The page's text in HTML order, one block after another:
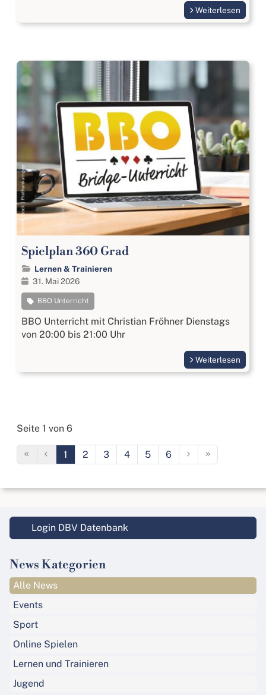
Weiterlesen
Spielplan 360 Grad
Lernen & Trainieren
31. Mai 2026
BBO Unterricht
BBO Unterricht mit Christian Fröhner Dienstags
von 20:00 bis 21:00 Uhr
Weiterlesen
Seite 1 von 6
1 2 3 4 5 6
Login DBV Datenbank
News Kategorien
Alle News
Events
Sport
Online Spielen
Lernen und Trainieren
Jugend